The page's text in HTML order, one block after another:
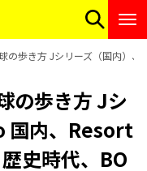
の歩き方 Jシリーズ（国内）
の歩き方 Jシ
国内、Resort
史時代、BO